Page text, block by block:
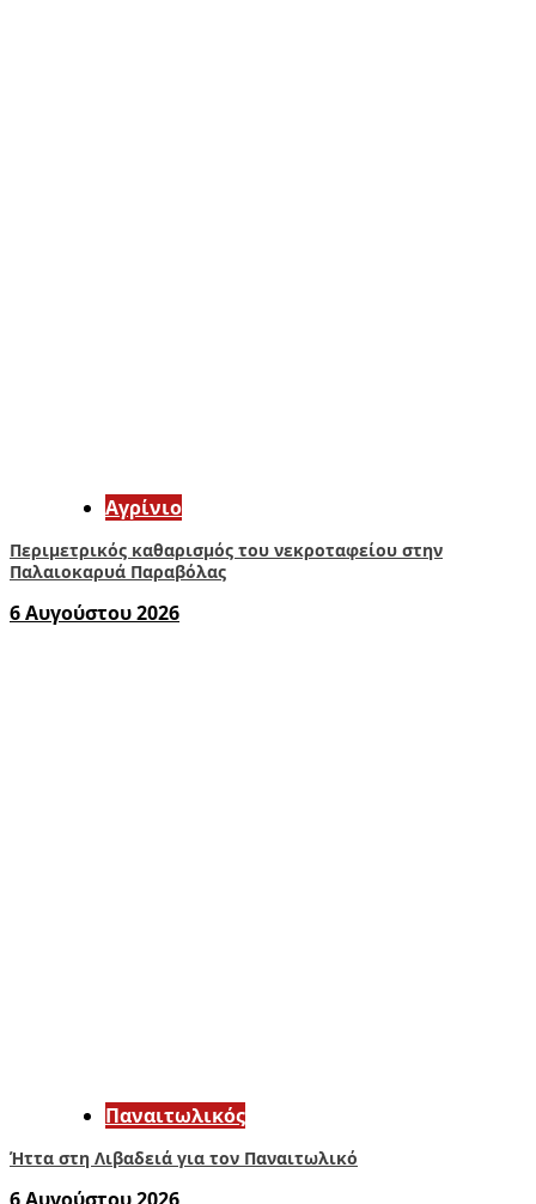
Aγρίνιο
Περιμετρικός καθαρισμός του νεκροταφείου στην
Παλαιοκαρυά Παραβόλας
6 Αυγούστου 2026
Παναιτωλικός
Ήττα στη Λιβαδειά για τον Παναιτωλικό
6 Αυγούστου 2026